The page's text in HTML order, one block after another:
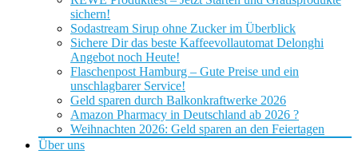
sichern!
Sodastream Sirup ohne Zucker im Überblick
Sichere Dir das beste Kaffeevollautomat Delonghi
Angebot noch Heute!
Flaschenpost Hamburg – Gute Preise und ein
unschlagbarer Service!
Geld sparen durch Balkonkraftwerke 2026
Amazon Pharmacy in Deutschland ab 2026 ?
Weihnachten 2026: Geld sparen an den Feiertagen
Über uns